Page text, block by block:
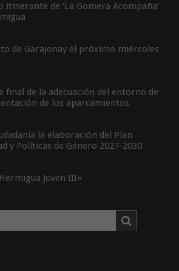
de ‘La Gomera Acompaña’
de Garajonay el próximo miércoles
final de la adecuación del entorno de
de los aparcamientos
la elaboración del Plan
y Políticas de Género 2027-2030
Joven III»